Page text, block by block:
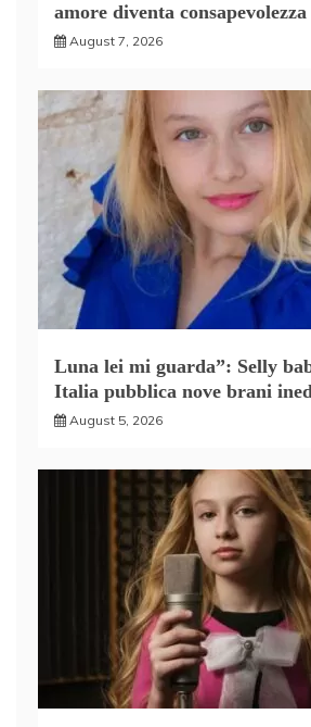
amore diventa consapevolezza
August 7, 2026
Luna lei mi guarda”: Selly
Italia pubblica nove brani
August 5, 2026